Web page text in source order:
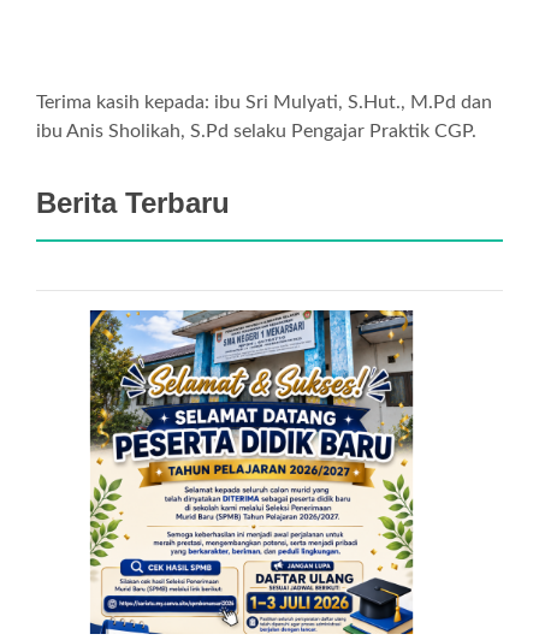
Terima kasih kepada: ibu Sri Mulyati, S.Hut., M.Pd dan
ibu Anis Sholikah, S.Pd selaku Pengajar Praktik CGP.
Berita Terbaru